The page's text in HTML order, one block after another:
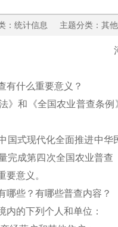
：统计信息 主题分类：
有什么重要意义？
》和《全国农业普查条
国式现代化全面推进中
完成第四次全国农业普
要意义。
哪些？有哪些普查内容？
内的下列个人和单位 ：